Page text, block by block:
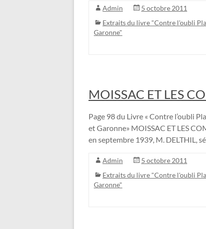
Admin
5 octobre 2011
Extraits du livre "Contre l'oubli
Garonne"
MOISSAC ET LES
Page 98 du Livre « Contre l’oubli
et Garonne» MOISSAC ET LES
en septembre 1939, M. DELTHIL,
Admin
5 octobre 2011
Extraits du livre "Contre l'oubli
Garonne"